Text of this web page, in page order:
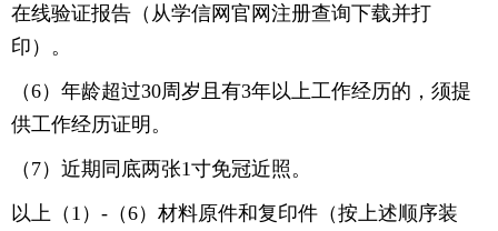
在线验证报告（从学信网官网注册查询下载并打
印）。
（6）年龄超过30周岁且有3年以上工作经历的，须提
供工作经历证明。
（7）近期同底两张1寸免冠近照。
以上（1）-（6）材料原件和复印件（按上述顺序装